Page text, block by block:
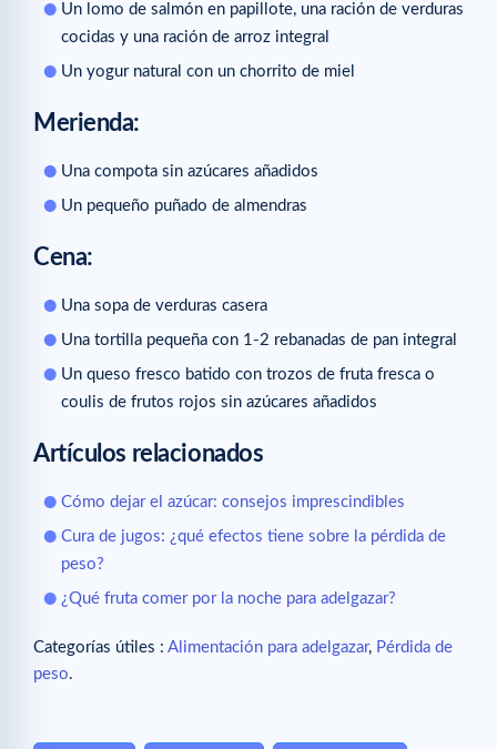
Un lomo de salmón en papillote, una ración de verduras
cocidas y una ración de arroz integral
Un yogur natural con un chorrito de miel
Merienda:
Una compota sin azúcares añadidos
Un pequeño puñado de almendras
Cena:
Una sopa de verduras casera
Una tortilla pequeña con 1-2 rebanadas de pan integral
Un queso fresco batido con trozos de fruta fresca o
coulis de frutos rojos sin azúcares añadidos
Artículos relacionados
Cómo dejar el azúcar: consejos imprescindibles
Cura de jugos: ¿qué efectos tiene sobre la pérdida de
peso?
¿Qué fruta comer por la noche para adelgazar?
Categorías útiles : Alimentación para adelgazar, Pérdida de
peso.